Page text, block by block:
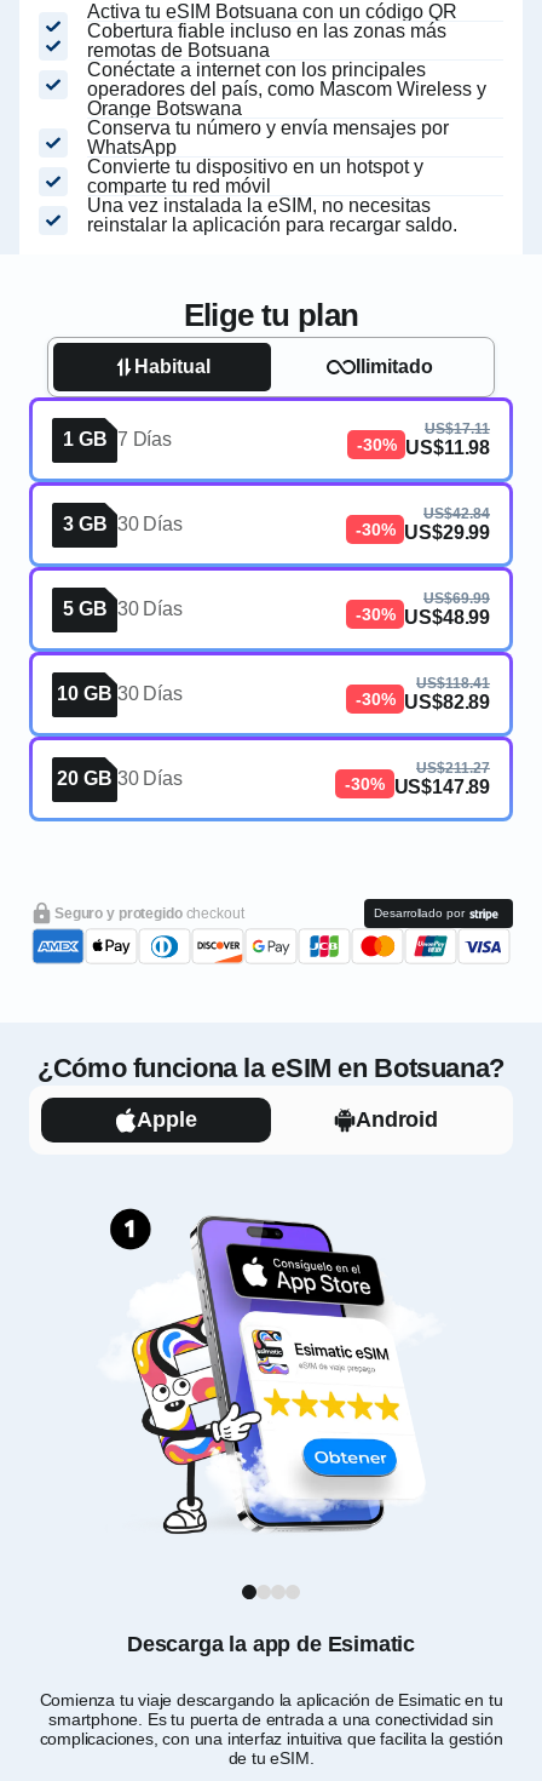
Activa tu eSIM Botsuana con un código QR
Cobertura fiable incluso en las zonas más
remotas de Botsuana
Conéctate a internet con los principales
operadores del país, como Mascom Wireless y
Orange Botswana
Conserva tu número y envía mensajes por
WhatsApp
Convierte tu dispositivo en un hotspot y
comparte tu red móvil
Una vez instalada la eSIM, no necesitas
reinstalar la aplicación para recargar saldo.
Elige tu plan
Habitual Ilimitado
1 GB 7 Días -30%
US$17.11
US$11.98
3 GB 30 Días -30%
US$42.84
US$29.99
5 GB 30 Días -30%
US$69.99
US$48.99
10 GB 30 Días -30%
US$118.41
US$82.89
20 GB 30 Días -30%
US$211.27
US$147.89
Seguro y protegido checkout Desarrollado por
¿Cómo funciona la eSIM en Botsuana?
Apple Android
Descarga la app de Esimatic
Comienza tu viaje descargando la aplicación de Esimatic en tu
smartphone. Es tu puerta de entrada a una conectividad sin
complicaciones, con una interfaz intuitiva que facilita la gestión
de tu eSIM.
1